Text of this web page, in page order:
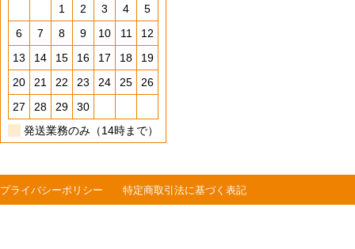
1
2 3 4
5
6
7 8 9 10 11
12
13
14 15 16 17 18
19
20
21 22 23 24 25
26
27
28 29
30
発送業務のみ（14時まで）
プライバシーポリシー 特定商取引法に基づく表記